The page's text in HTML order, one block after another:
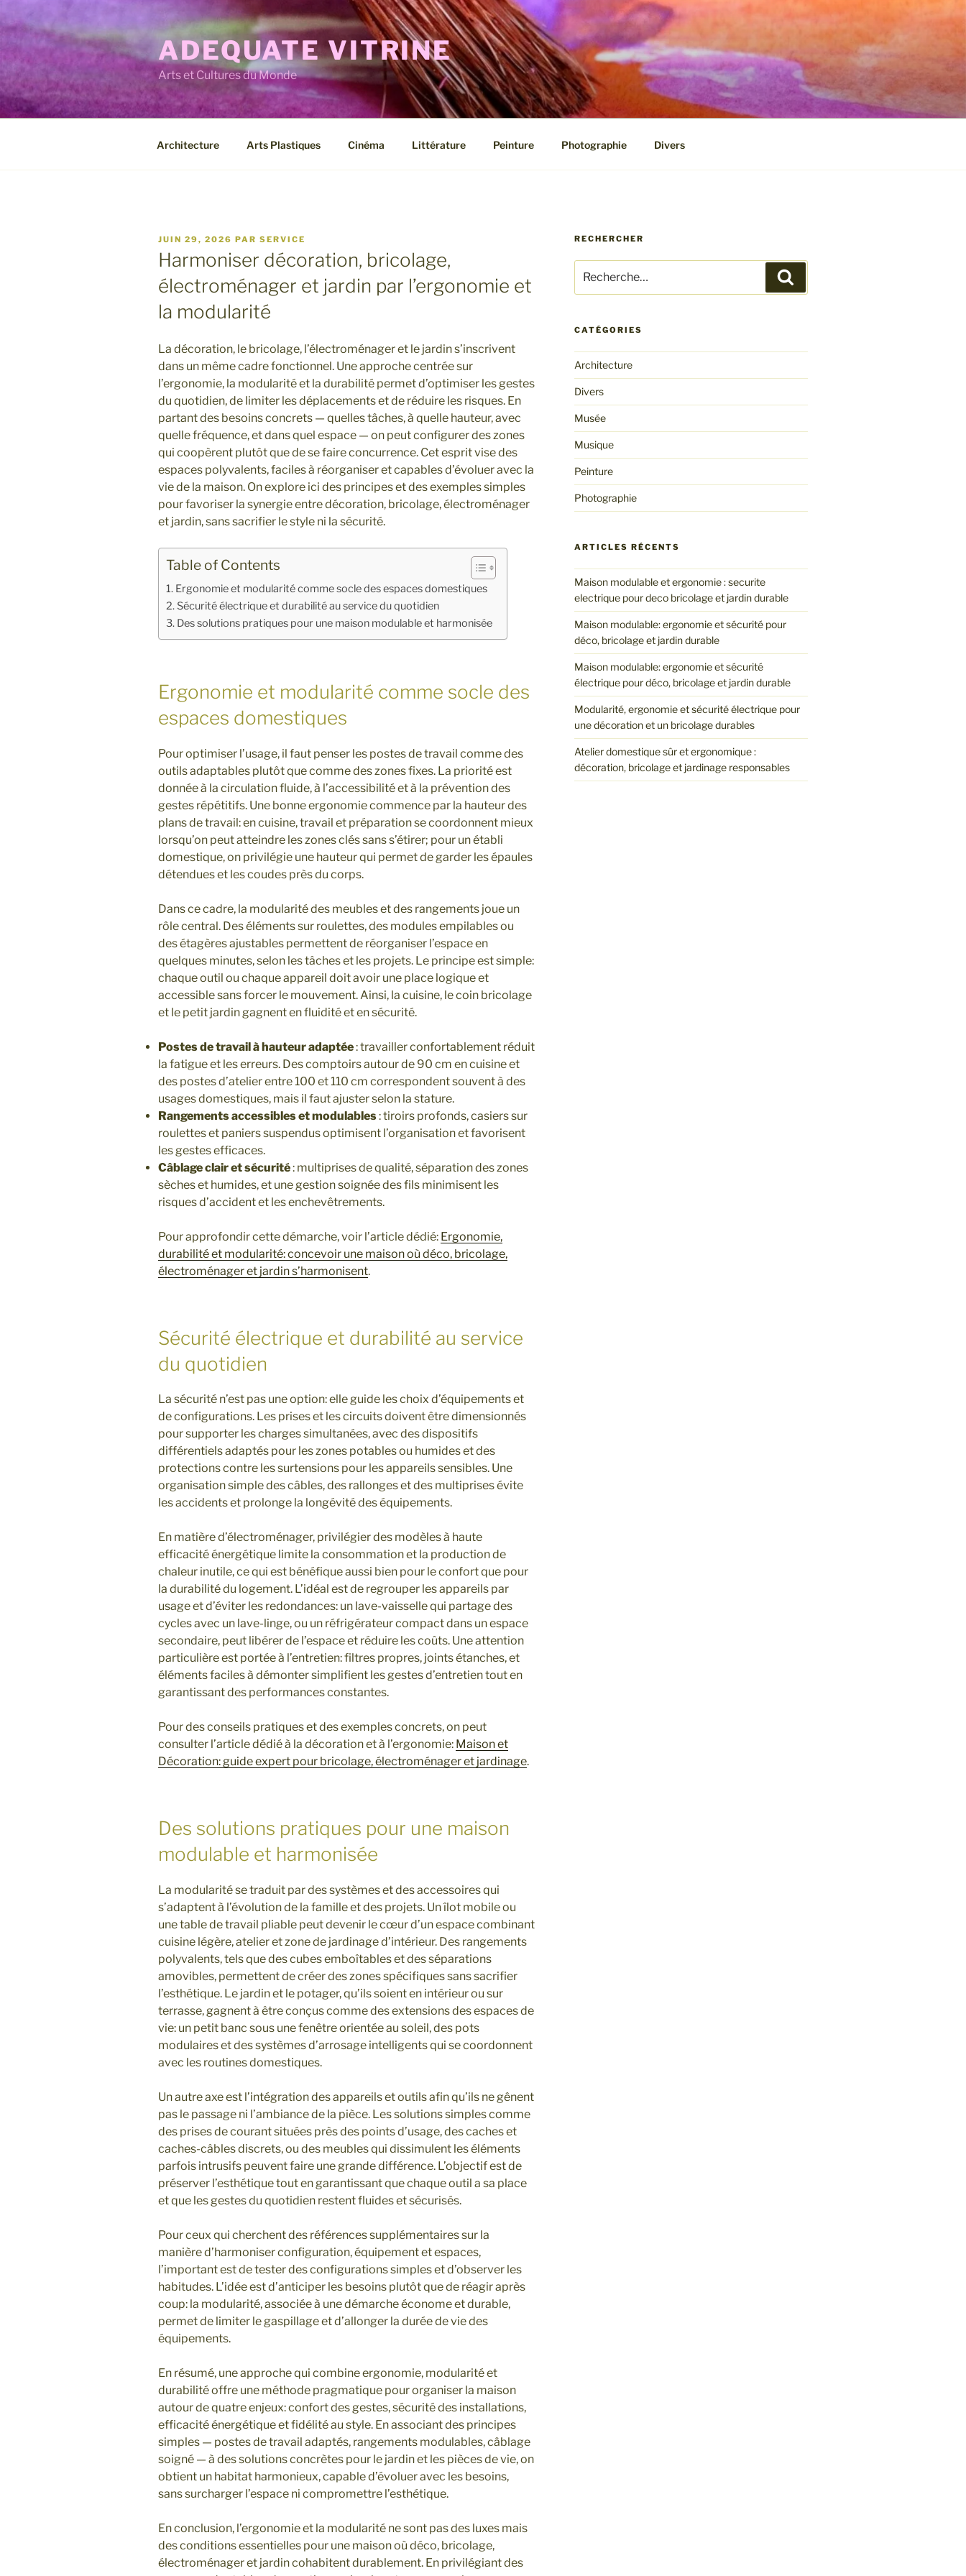
au
principal
ADEQUATE VITRINE
Arts et Cultures du Monde
Architecture Arts Plastiques Cinéma Littérature Peinture Photographie Divers
PUBLIÉ
LE
JUIN 29, 2026 PAR SERVICE
Harmoniser décoration, bricolage,
électroménager et jardin par l’ergonomie et
la modularité
La décoration, le bricolage, l’électroménager et le jardin s’inscrivent
dans un même cadre fonctionnel. Une approche centrée sur
l’ergonomie, la modularité et la durabilité permet d’optimiser les gestes
du quotidien, de limiter les déplacements et de réduire les risques. En
partant des besoins concrets — quelles tâches, à quelle hauteur, avec
quelle fréquence, et dans quel espace — on peut configurer des zones
qui coopèrent plutôt que de se faire concurrence. Cet esprit vise des
espaces polyvalents, faciles à réorganiser et capables d’évoluer avec la
vie de la maison. On explore ici des principes et des exemples simples
pour favoriser la synergie entre décoration, bricolage, électroménager
et jardin, sans sacrifier le style ni la sécurité.
Table of Contents
Ergonomie et modularité comme socle des espaces domestiques
Sécurité électrique et durabilité au service du quotidien
Des solutions pratiques pour une maison modulable et harmonisée
Ergonomie et modularité comme socle des
espaces domestiques
Pour optimiser l’usage, il faut penser les postes de travail comme des
outils adaptables plutôt que comme des zones fixes. La priorité est
donnée à la circulation fluide, à l’accessibilité et à la prévention des
gestes répétitifs. Une bonne ergonomie commence par la hauteur des
plans de travail: en cuisine, travail et préparation se coordonnent mieux
lorsqu’on peut atteindre les zones clés sans s’étirer; pour un établi
domestique, on privilégie une hauteur qui permet de garder les épaules
détendues et les coudes près du corps.
Dans ce cadre, la modularité des meubles et des rangements joue un
rôle central. Des éléments sur roulettes, des modules empilables ou
des étagères ajustables permettent de réorganiser l’espace en
quelques minutes, selon les tâches et les projets. Le principe est simple:
chaque outil ou chaque appareil doit avoir une place logique et
accessible sans forcer le mouvement. Ainsi, la cuisine, le coin bricolage
et le petit jardin gagnent en fluidité et en sécurité.
Postes de travail à hauteur adaptée: travailler confortablement réduit
la fatigue et les erreurs. Des comptoirs autour de 90 cm en cuisine et
des postes d’atelier entre 100 et 110 cm correspondent souvent à des
usages domestiques, mais il faut ajuster selon la stature.
Rangements accessibles et modulables: tiroirs profonds, casiers sur
roulettes et paniers suspendus optimisent l’organisation et favorisent
les gestes efficaces.
Câblage clair et sécurité: multiprises de qualité, séparation des zones
sèches et humides, et une gestion soignée des fils minimisent les
risques d’accident et les enchevêtrements.
Pour approfondir cette démarche, voir l’article dédié: Ergonomie,
durabilité et modularité: concevoir une maison où déco, bricolage,
électroménager et jardin s’harmonisent.
Sécurité électrique et durabilité au service
du quotidien
La sécurité n’est pas une option: elle guide les choix d’équipements et
de configurations. Les prises et les circuits doivent être dimensionnés
pour supporter les charges simultanées, avec des dispositifs
différentiels adaptés pour les zones potables ou humides et des
protections contre les surtensions pour les appareils sensibles. Une
organisation simple des câbles, des rallonges et des multiprises évite
les accidents et prolonge la longévité des équipements.
En matière d’électroménager, privilégier des modèles à haute
efficacité énergétique limite la consommation et la production de
chaleur inutile, ce qui est bénéfique aussi bien pour le confort que pour
la durabilité du logement. L’idéal est de regrouper les appareils par
usage et d’éviter les redondances: un lave-vaisselle qui partage des
cycles avec un lave-linge, ou un réfrigérateur compact dans un espace
secondaire, peut libérer de l’espace et réduire les coûts. Une attention
particulière est portée à l’entretien: filtres propres, joints étanches, et
éléments faciles à démonter simplifient les gestes d’entretien tout en
garantissant des performances constantes.
Pour des conseils pratiques et des exemples concrets, on peut
consulter l’article dédié à la décoration et à l’ergonomie: Maison et
Décoration: guide expert pour bricolage, électroménager et jardinage.
Des solutions pratiques pour une maison
modulable et harmonisée
La modularité se traduit par des systèmes et des accessoires qui
s’adaptent à l’évolution de la famille et des projets. Un îlot mobile ou
une table de travail pliable peut devenir le cœur d’un espace combinant
cuisine légère, atelier et zone de jardinage d’intérieur. Des rangements
polyvalents, tels que des cubes emboîtables et des séparations
amovibles, permettent de créer des zones spécifiques sans sacrifier
l’esthétique. Le jardin et le potager, qu’ils soient en intérieur ou sur
terrasse, gagnent à être conçus comme des extensions des espaces de
vie: un petit banc sous une fenêtre orientée au soleil, des pots
modulaires et des systèmes d’arrosage intelligents qui se coordonnent
avec les routines domestiques.
Un autre axe est l’intégration des appareils et outils afin qu’ils ne gênent
pas le passage ni l’ambiance de la pièce. Les solutions simples comme
des prises de courant situées près des points d’usage, des caches et
caches-câbles discrets, ou des meubles qui dissimulent les éléments
parfois intrusifs peuvent faire une grande différence. L’objectif est de
préserver l’esthétique tout en garantissant que chaque outil a sa place
et que les gestes du quotidien restent fluides et sécurisés.
Pour ceux qui cherchent des références supplémentaires sur la
manière d’harmoniser configuration, équipement et espaces,
l’important est de tester des configurations simples et d’observer les
habitudes. L’idée est d’anticiper les besoins plutôt que de réagir après
coup: la modularité, associée à une démarche économe et durable,
permet de limiter le gaspillage et d’allonger la durée de vie des
équipements.
En résumé, une approche qui combine ergonomie, modularité et
durabilité offre une méthode pragmatique pour organiser la maison
autour de quatre enjeux: confort des gestes, sécurité des installations,
efficacité énergétique et fidélité au style. En associant des principes
simples — postes de travail adaptés, rangements modulables, câblage
soigné — à des solutions concrètes pour le jardin et les pièces de vie, on
obtient un habitat harmonieux, capable d’évoluer avec les besoins,
sans surcharger l’espace ni compromettre l’esthétique.
En conclusion, l’ergonomie et la modularité ne sont pas des luxes mais
des conditions essentielles pour une maison où déco, bricolage,
électroménager et jardin cohabitent durablement. En privilégiant des
RECHERCHER
pour
:
CATÉGORIES
Architecture
Divers
Musée
Musique
Peinture
Photographie
ARTICLES RÉCENTS
Maison modulable et ergonomie : securite
electrique pour deco bricolage et jardin durable
Maison modulable: ergonomie et sécurité pour
déco, bricolage et jardin durable
Maison modulable: ergonomie et sécurité
électrique pour déco, bricolage et jardin durable
Modularité, ergonomie et sécurité électrique pour
une décoration et un bricolage durables
Atelier domestique sûr et ergonomique :
décoration, bricolage et jardinage responsables